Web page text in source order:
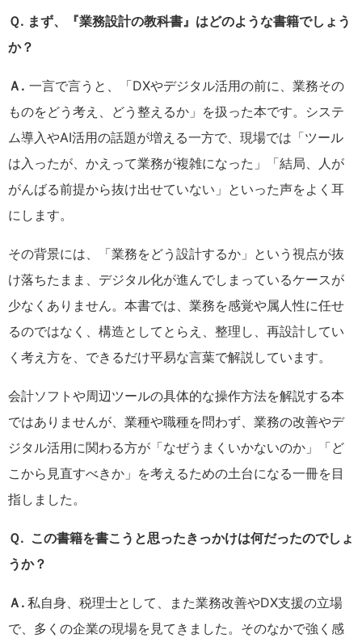
Ｑ. まず、『業務設計の教科書』はどのような書籍でしょう
か？
Ａ. 一言で言うと、「DXやデジタル活用の前に、業務その
ものをどう考え、どう整えるか」を扱った本です。システ
ム導入やAI活用の話題が増える一方で、現場では「ツール
は入ったが、かえって業務が複雑になった」「結局、人が
がんばる前提から抜け出せていない」といった声をよく耳
にします。
その背景には、「業務をどう設計するか」という視点が抜
け落ちたまま、デジタル化が進んでしまっているケースが
少なくありません。本書では、業務を感覚や属人性に任せ
るのではなく、構造としてとらえ、整理し、再設計してい
く考え方を、できるだけ平易な言葉で解説しています。
会計ソフトや周辺ツールの具体的な操作方法を解説する本
ではありませんが、業種や職種を問わず、業務の改善やデ
ジタル活用に関わる方が「なぜうまくいかないのか」「ど
こから見直すべきか」を考えるための土台になる一冊を目
指しました。
Ｑ. この書籍を書こうと思ったきっかけは何だったのでしょ
うか？
Ａ. 私自身、税理士として、また業務改善やDX支援の立場
で、多くの企業の現場を見てきました。そのなかで強く感